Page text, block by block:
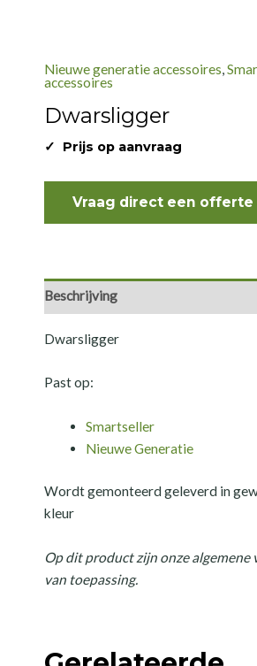
Nieuwe generatie accessoires,
accessoires
Dwarsligger
✓ Prijs op aanvraag
Vraag direct een offerte
Beschrijving
Dwarsligger
Past op:
Smartseller
Nieuwe Generatie
Wordt gemonteerd geleverd in
kleur
Op dit product zijn onze algemene
van toepassing.